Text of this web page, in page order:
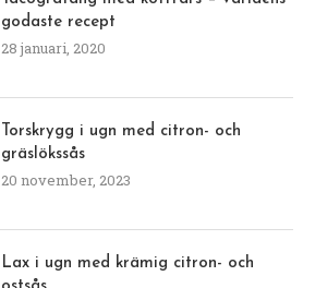
godaste recept
28 januari, 2020
Torskrygg i ugn med citron- och
gräslökssås
20 november, 2023
Lax i ugn med krämig citron- och